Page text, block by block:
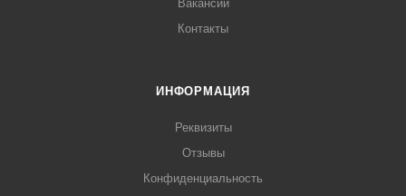
Вакансии
Контакты
ИНФОРМАЦИЯ
Реквизиты
Отзывы
Конфиденциальность